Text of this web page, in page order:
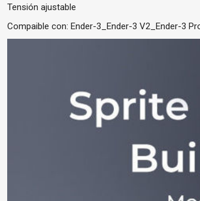
Tensión ajustable
Compaible con: Ender-3_Ender-3 V2_Ender-3